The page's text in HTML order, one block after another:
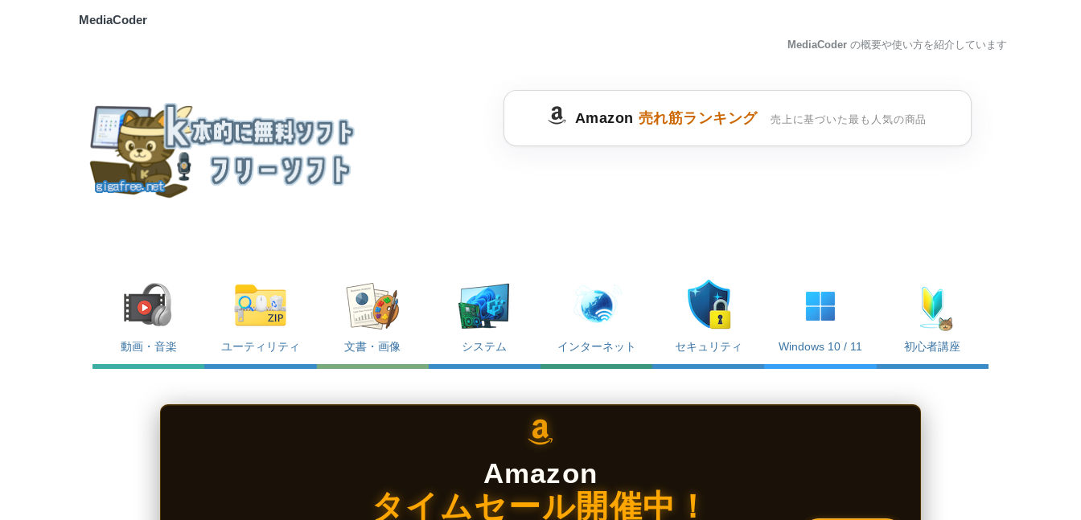
MediaCoder
MediaCoder の概要や使い方を紹介しています
Amazon 売れ筋ランキング 売上に基づいた最も人気の商品
動画・音楽 ユーティリティ 文書・画像 システム インターネット セキュリティ Windows 10 / 11 初心者講座
Amazon
タイムセール開催中！